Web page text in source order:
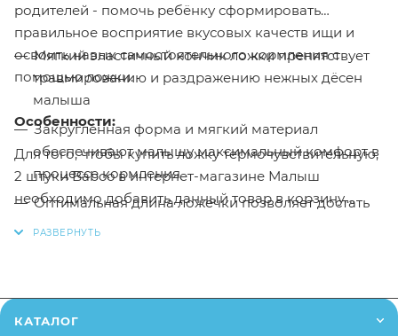
родителей - помочь ребёнку сформировать
правильное восприятие вкусовых качеств ищи и
освоить навык самостоятельного кормления с
помощью ложки.
Особенности:
Мягкий эластичный кончик ложки препятствует
травмированию и раздражению нежных дёсен
малыша
Закруглённая форма и мягкий материал
обеспечивают малышу максимальный комфорт в
процессе кормления
Оптимальная длина ложечки позволяет достать
месяцев
Термоложка меняет цвет при контакте с едой или
Для того, чтобы купить ложку термочувствительную,
2 штуки Baboo в интернет-магазине Малыш
необходимо добавить данный товар в корзину,
сайте (например, оттенки цветов, незначительные
КАТАЛОГ